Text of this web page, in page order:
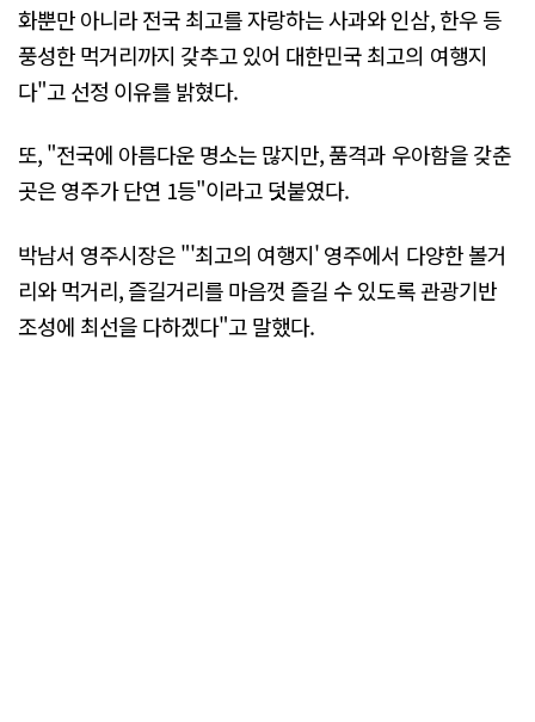
화뿐만 아니라 전국 최고를 자랑하는 사과와 인삼, 한우 등
풍성한 먹거리까지 갖추고 있어 대한민국 최고의 여행지
다"고 선정 이유를 밝혔다.
또, "전국에 아름다운 명소는 많지만, 품격과 우아함을 갖춘
곳은 영주가 단연 1등"이라고 덧붙였다.
박남서 영주시장은 "'최고의 여행지' 영주에서 다양한 볼거
리와 먹거리, 즐길거리를 마음껏 즐길 수 있도록 관광기반
조성에 최선을 다하겠다"고 말했다.